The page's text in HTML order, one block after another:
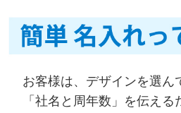
お客様は、デザインを選ん
「社名と周年数」を伝える